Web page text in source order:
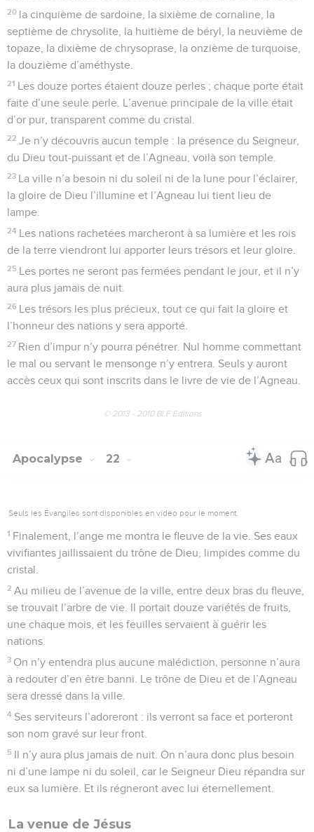
20 la cinquième de sardoine, la sixième de cornaline, la
septième de chrysolite, la huitième de béryl, la neuvième de
topaze, la dixième de chrysoprase, la onzième de turquoise,
la douzième d’améthyste.
21 Les douze portes étaient douze perles ; chaque porte était
faite d’une seule perle. L’avenue principale de la ville était
d’or pur, transparent comme du cristal.
22 Je n’y découvris aucun temple : la présence du Seigneur,
du Dieu tout-puissant et de l’Agneau, voilà son temple.
23 La ville n’a besoin ni du soleil ni de la lune pour l’éclairer,
la gloire de Dieu l’illumine et l’Agneau lui tient lieu de
lampe.
24 Les nations rachetées marcheront à sa lumière et les rois
de la terre viendront lui apporter leurs trésors et leur gloire.
25 Les portes ne seront pas fermées pendant le jour, et il n’y
aura plus jamais de nuit.
26 Les trésors les plus précieux, tout ce qui fait la gloire et
l’honneur des nations y sera apporté.
27 Rien d’impur n’y pourra pénétrer. Nul homme commettant
le mal ou servant le mensonge n’y entrera. Seuls y auront
accès ceux qui sont inscrits dans le livre de vie de l’Agneau.
© 2013 - 2010 BLF Editions
Apocalypse 22
Seuls les Évangiles sont disponibles en vidéo pour le moment.
1 Finalement, l’ange me montra le fleuve de la vie. Ses eaux
vivifiantes jaillissaient du trône de Dieu, limpides comme du
cristal.
2 Au milieu de l’avenue de la ville, entre deux bras du fleuve,
se trouvait l’arbre de vie. Il portait douze variétés de fruits,
une chaque mois, et les feuilles servaient à guérir les
nations.
3 On n’y entendra plus aucune malédiction, personne n’aura
à redouter d’en être banni. Le trône de Dieu et de l’Agneau
sera dressé dans la ville.
4 Ses serviteurs l’adoreront : ils verront sa face et porteront
son nom gravé sur leur front.
5 Il n’y aura plus jamais de nuit. On n’aura donc plus besoin
ni d’une lampe ni du soleil, car le Seigneur Dieu répandra sur
eux sa lumière. Et ils régneront avec lui éternellement.
La venue de Jésus